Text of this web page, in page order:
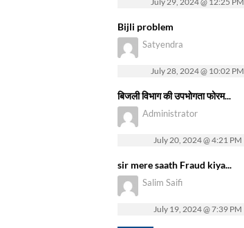
Bijli problem
Satyendra
July 28, 2024 @ 10:02 PM
बिजली विभाग की उपभोगता फोरम...
Administrator
July 20, 2024 @ 4:21 PM
sir mere saath Fraud kiya...
Salim Saifi
July 19, 2024 @ 7:39 PM